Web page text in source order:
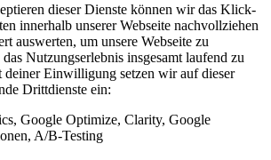
dieser Dienste können wir das Klick-
innerhalb unserer Webseite nachvollziehen
auswerten, um unsere Webseite zu
Nutzungserlebnis insgesamt laufend zu
deiner Einwilligung setzen wir auf dieser
Drittdienste ein:
Google Optimize, Clarity, Google
A/B-Testing